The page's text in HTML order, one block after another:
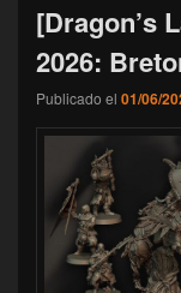
[Dragon’s
2026:
Publicado el 01/06/